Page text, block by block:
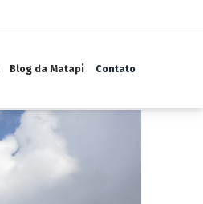
Blog da Matapi Contato